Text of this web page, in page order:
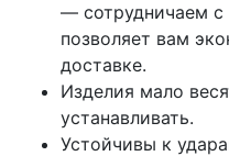
— сотрудничаем с
позволяет вам
доставке.
Изделия мало
устанавливать.
Устойчивы к